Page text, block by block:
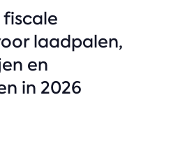
fiscale
laadpalen,
en
in 2026